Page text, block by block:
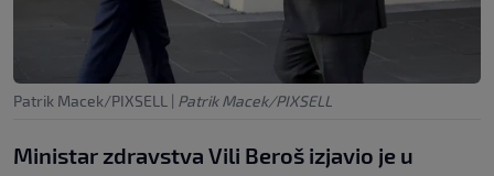
Patrik Macek/PIXSELL | Patrik Macek/PIXSELL
Ministar zdravstva Vili Beroš izjavio je u